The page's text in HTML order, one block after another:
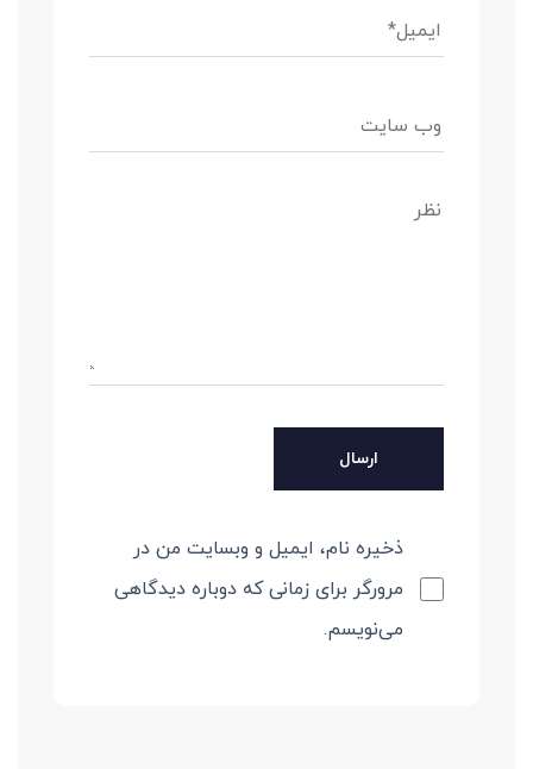
ذخیره نام، ایمیل و وبسایت من در
مرورگر برای زمانی که دوباره دیدگاهی
می‌نویسم.